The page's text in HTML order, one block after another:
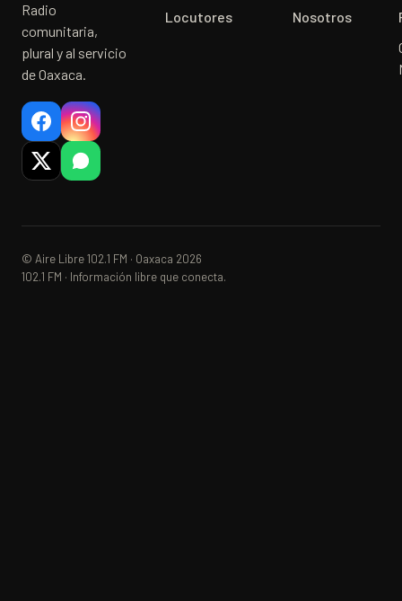
Radio
comunitaria,
plural y al servicio
de Oaxaca.
Locutores
Nosotros
© Aire Libre 102.1 FM · Oaxaca 2026
102.1 FM · Información libre que conecta.